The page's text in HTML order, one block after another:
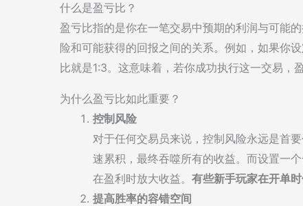
什么是盈亏比？
盈亏比指的是你在一笔交易中预期的利润与可能
险和可能获得的回报之间的关系。例如，如果你
比就是1:3。这意味着，若你成功执行这一交易，
为什么盈亏比如此重要？
控制风险
对于任何交易员来说，控制风险永远是首
速累积，最终吞噬所有的收益。而设置一
在盈利时放大收益。 有些新手玩家在开单
提高胜率的容错空间